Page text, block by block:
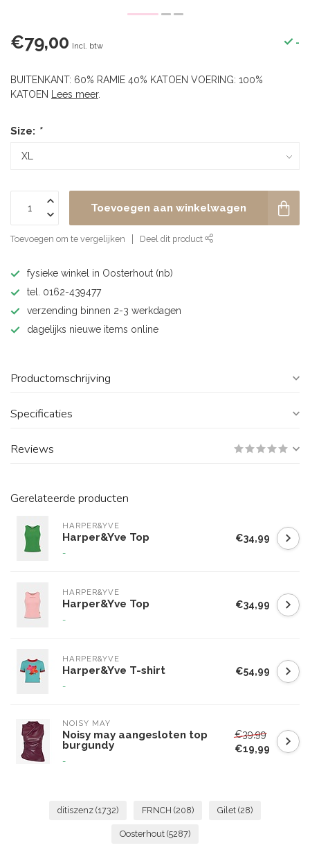
€79,00 Incl. btw -
BUITENKANT: 60% RAMIE 40% KATOEN VOERING: 100%
KATOEN
Lees meer.
Size: *
Toevoegen aan winkelwagen
Toevoegen om te vergelijken Deel dit product
fysieke winkel in Oosterhout (nb)
tel. 0162-439477
verzending binnen 2-3 werkdagen
dagelijks nieuwe items online
Productomschrijving
Specificaties
Reviews
Gerelateerde producten
HARPER&YVE
Harper&Yve Top
-
€34,99
HARPER&YVE
Harper&Yve Top
-
€34,99
HARPER&YVE
Harper&Yve T-shirt
-
€54,99
NOISY MAY
Noisy may aangesloten top
burgundy
-
€39,99
€19,99
ditiszenz (1732) FRNCH (208) Gilet (28)
Oosterhout (5287)